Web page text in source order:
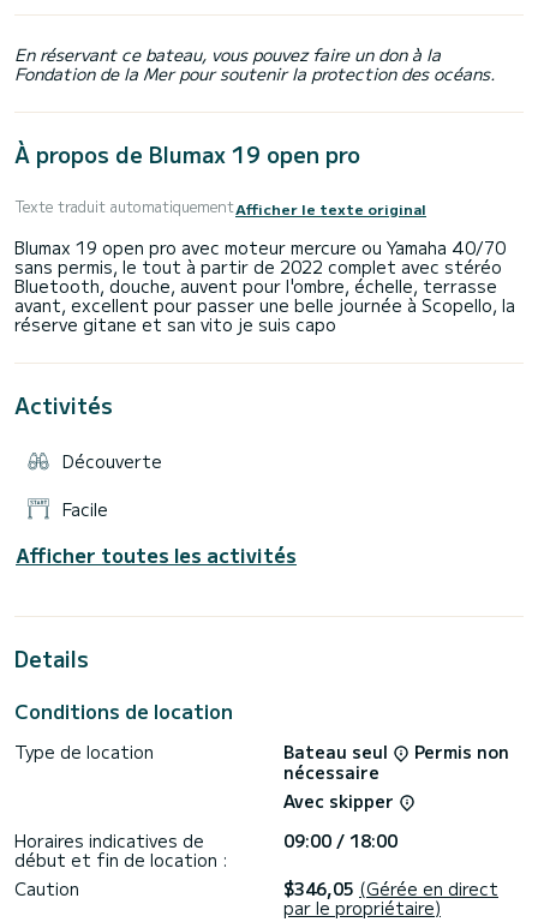
En réservant ce bateau, vous pouvez faire un don à la
Fondation de la Mer pour soutenir la protection des océans.
À propos de Blumax 19 open pro
Texte traduit automatiquementAfficher le texte original
Blumax 19 open pro avec moteur mercure ou Yamaha 40/70
sans permis, le tout à partir de 2022 complet avec stéréo
Bluetooth, douche, auvent pour l'ombre, échelle, terrasse
avant, excellent pour passer une belle journée à Scopello, la
Activités
Découverte
Facile
Afficher toutes les activités
Details
Conditions de location
Type de location Bateau seul
Permis non
nécessaire
Avec skipper
Horaires indicatives de
début et fin de location :
09:00 / 18:00
Caution
$346,05 (Gérée en direct
par le propriétaire)